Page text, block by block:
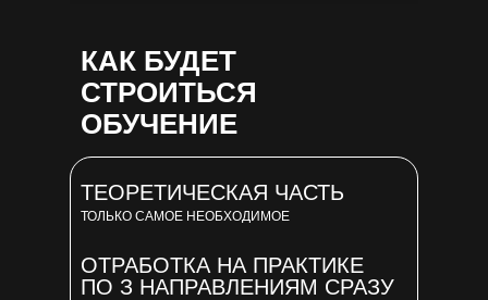
КАК БУДЕТ
СТРОИТЬСЯ
ОБУЧЕНИЕ
ТЕОРЕТИЧЕСКАЯ ЧАСТЬ
ТОЛЬКО САМОЕ НЕОБХОДИМОЕ
ОТРАБОТКА НА ПРАКТИКЕ
ПО З НАПРАВЛЕНИЯМ СРАЗУ